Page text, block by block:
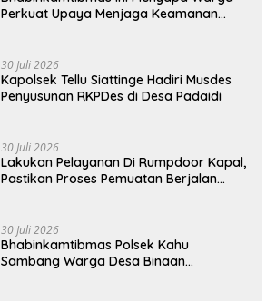
Perkuat Upaya Menjaga Keamanan
30 Juli 2026
Kapolsek Tellu Siattinge Hadiri Musdes
Penyusunan RKPDes di Desa Padaidi
30 Juli 2026
Lakukan Pelayanan Di Rumpdoor Kapal,
Pastikan Proses Pemuatan Berjalan
30 Juli 2026
Bhabinkamtibmas Polsek Kahu
Sambang Warga Desa Binaan